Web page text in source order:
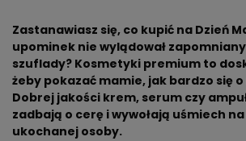
Zastanawiasz się, co kupić na Dzień
upominek nie wylądował
szuflady? Kosmetyki premium to
żeby pokazać mamie, jak bardzo się
Dobrej jakości krem, serum czy
zadbają o cerę i wywołają uśmiech
ukochanej osoby.